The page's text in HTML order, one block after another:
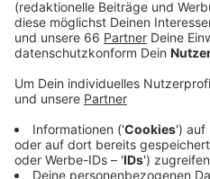
Veröffentlicht:Donnerstag,
Anzeige
Am Rathaus und an
werden Aktionsflaggen